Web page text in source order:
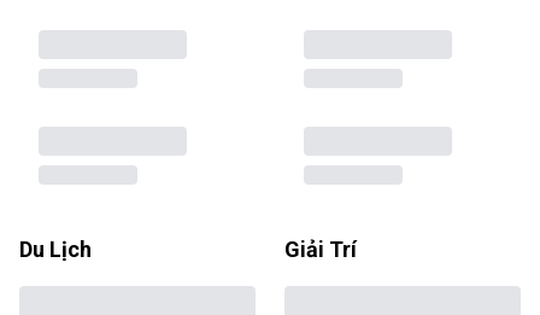
Du Lịch Giải Trí